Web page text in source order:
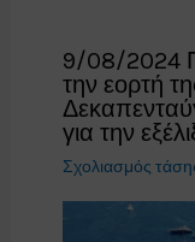
9/08/2024
την εορτή
για την
Σχολιασμός